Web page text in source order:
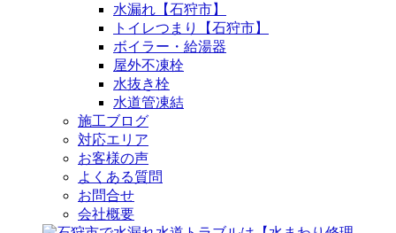
水漏れ【石狩市】
トイレつまり【石狩市】
ボイラー・給湯器
屋外不凍栓
水抜き栓
水道管凍結
施工ブログ
対応エリア
お客様の声
よくある質問
お問合せ
会社概要